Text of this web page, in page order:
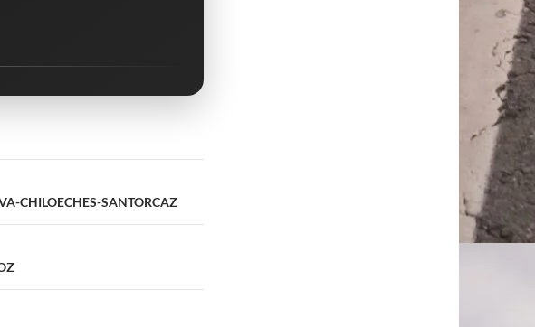
CHILOECHES-SANTORCAZ